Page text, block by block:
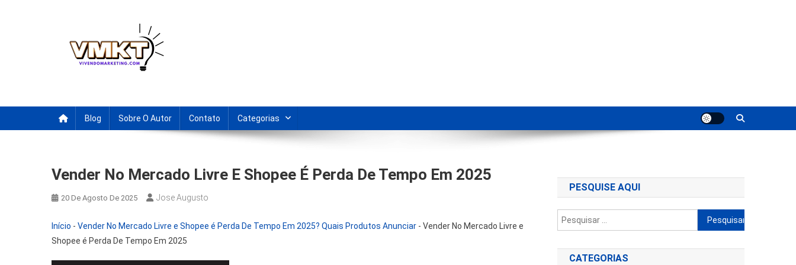
Blog Sobre O Autor Contato Categorias
Vender No Mercado Livre E Shopee É Perda De Tempo Em 2025
20 De Agosto De 2025 Jose Augusto
Início - Vender No Mercado Livre e Shopee é Perda De Tempo Em 2025? Quais Produtos Anunciar - Vender No Mercado Livre e
Shopee é Perda De Tempo Em 2025
PESQUISE AQUI
Pesquisar
por:
CATEGORIAS